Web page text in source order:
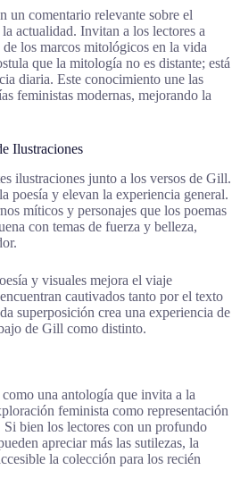
un comentario relevante sobre el
actualidad. Invitan a los lectores a
los marcos mitológicos en la vida
que la mitología no es distante; está
diaria. Este conocimiento une las
feministas modernas, mejorando la
Ilustraciones
ilustraciones junto a los versos de Gill.
poesía y elevan la experiencia general.
míticos y personajes que los poemas
con temas de fuerza y belleza,
y visuales mejora el viaje
cautivados tanto por el texto
superposición crea una experiencia de
de Gill como distinto.
una antología que invita a la
feminista como representación
bien los lectores con un profundo
apreciar más las sutilezas, la
la colección para los recién